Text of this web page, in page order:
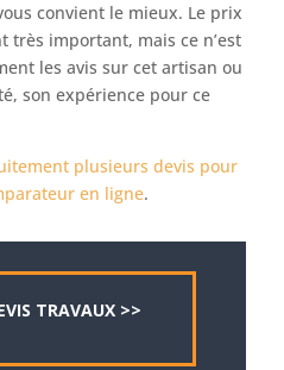
convient le mieux. Le prix
très important, mais ce n’est
les avis sur cet artisan ou
son expérience pour ce
plusieurs devis pour
en ligne.
TRAVAUX >>